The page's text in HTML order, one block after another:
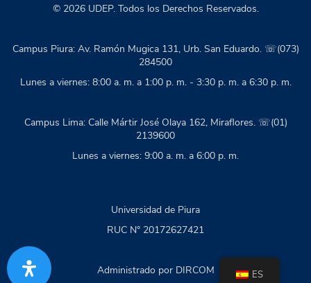
© 2026 UDEP. Todos los Derechos Reservados.
Campus Piura: Av. Ramón Mugica 131, Urb. San Eduardo. ☏(073)
284500
Lunes a viernes: 8:00 a. m. a 1:00 p. m. - 3:30 p. m. a 6:30 p. m.
Campus Lima: Calle Mártir José Olaya 162, Miraflores. ☏(01)
2139600
Lunes a viernes: 9:00 a. m. a 6:00 p. m.
Universidad de Piura
RUC N° 20172627421
Administrado por DIRCOM ES